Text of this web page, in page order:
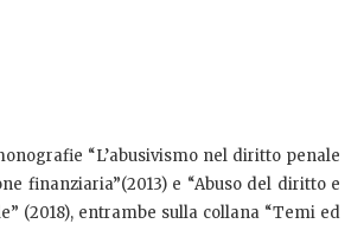
“L’abusivismo nel diritto penale
finanziaria”(2013) e “Abuso del diritto e
(2018), entrambe sulla collana “Temi ed